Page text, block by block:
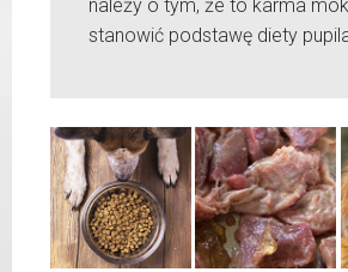
należy o tym, że to karma
stanowić podstawę diety